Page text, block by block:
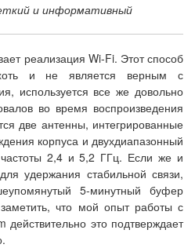
и информативный
реализация Wi-Fi. Этот способ
и не является верным с
используется все же довольно
во время воспроизведения
две антенны, интегрированные
корпуса и двухдиапазонный
2,4 и 5,2 ГГц. Если же и
удержания стабильной связи,
5-минутный буфер
что мой опыт работы с
действительно это подтверждает